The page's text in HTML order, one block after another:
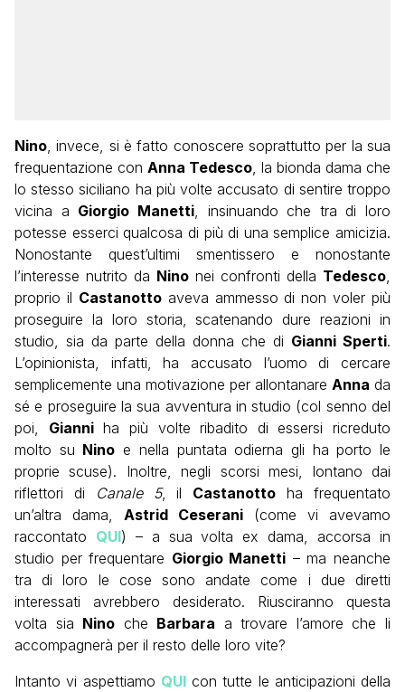
Nino , invece, si è fatto conoscere soprattutto per la sua
frequentazione con Anna Tedesco , la bionda dama che
lo stesso siciliano ha più volte accusato di sentire troppo
vicina a Giorgio Manetti, insinuando che tra di loro
potesse esserci qualcosa di più di una semplice amicizia.
Nonostante quest’ultimi smentissero e nonostante
l’interesse nutrito da Nino nei confronti della Tedesco
proprio il Castanottoaveva ammesso di non voler più
proseguire la loro storia, scatenando dure reazioni in
studio, sia da parte della donna che di Gianni Sperti.
L’opinionista, infatti, ha accusato l’uomo di cercare
semplicemente una motivazione per allontanare Anna da
sé e proseguire la sua avventura in studio (col senno del
poi, Gianniha più volte ribadito di essersi ricreduto
molto su Nino e nella puntata odierna gli ha porto le
proprie scuse). Inoltre, negli scorsi mesi, lontano dai
riflettori di
Canale 5, il Castanotto ha frequentato
un’altra dama, Astrid Ceserani (come vi avevamo
raccontato QUI) – a sua volta ex dama, accorsa in
studio per frequentare Giorgio Manetti – ma neanche
tra di loro le cose sono andate come i due diretti
interessati avrebbero desiderato. Riusciranno questa
volta sia Nino che Barbara a trovare l’amore che li
accompagnerà per il resto delle loro vite?
Intanto vi aspettiamo QUI con tutte le anticipazioni della